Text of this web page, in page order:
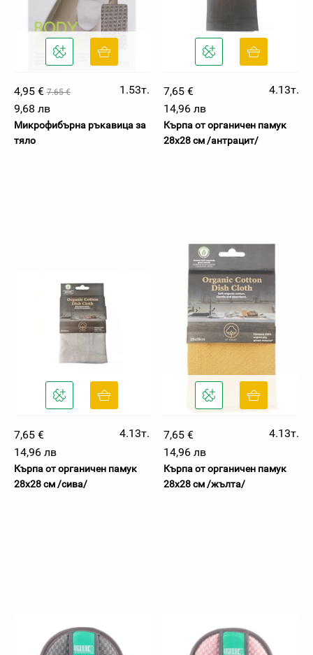
4,95 € 7.65 €
1.53т.
9,68 лв
Микрофибърна ръкавица за
тяло
7,65 €
4.13т.
14,96 лв
Кърпа от органичен памук
28х28 см /антрацит/
7,65 €
4.13т.
14,96 лв
Кърпа от органичен памук
28х28 см /сива/
7,65 €
4.13т.
14,96 лв
Кърпа от органичен памук
28х28 см /жълта/